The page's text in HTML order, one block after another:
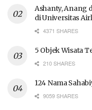
Ashanty, Anang
di Universitas
4371 SHARES
5 Objek Wisata
210 SHARES
124 Nama
9059 SHARES